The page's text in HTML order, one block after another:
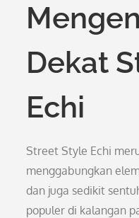
Dekat
Echi
Street Style Echi
menggabungkan
dan juga sedikit
populer di kalangan